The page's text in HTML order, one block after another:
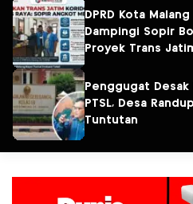
DPRD Kota
Dampingi Sopir
Proyek Trans
Penggugat Desak
PTSL, Desa
Tuntutan